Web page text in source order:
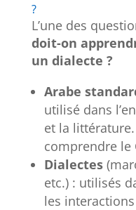
?
L’une des
doit-on
un dialecte ?
Arabe
utilisé dans
et la
comprendre le
Dialectes
etc.) : utilisés
les